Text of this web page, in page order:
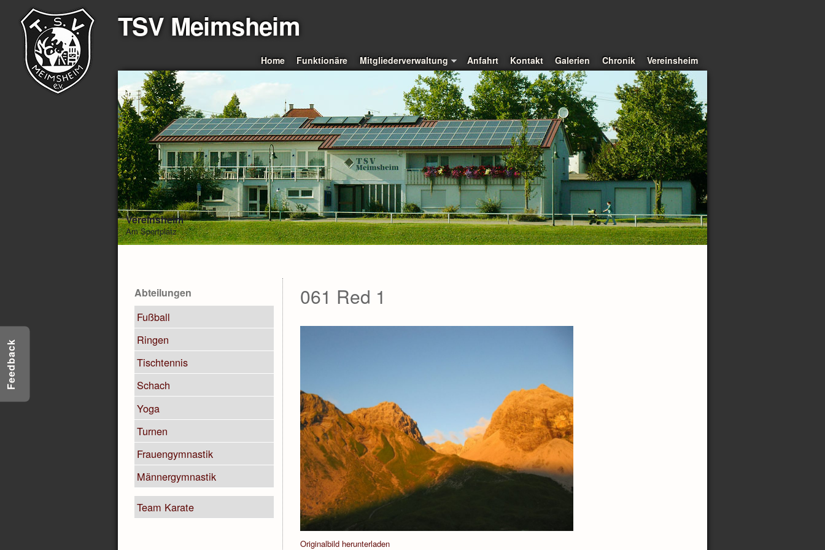
TSV Meimsheim
Home Funktionäre Mitgliederverwaltung Anfahrt Kontakt Galerien Chronik Vereinsheim
Vereinsheim
Am Sportplatz
Abteilungen
Fußball
Ringen
Tischtennis
Schach
Yoga
Turnen
Frauengymnastik
Männergymnastik
Team Karate
061 Red 1
Originalbild herunterladen
Feedback